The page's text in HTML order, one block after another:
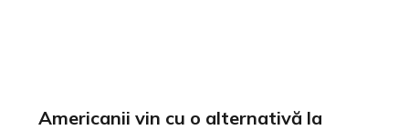
Americanii vin cu o alternativă la